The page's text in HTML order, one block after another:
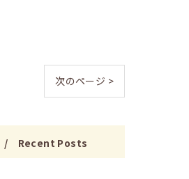
次のページ >
Recent Posts